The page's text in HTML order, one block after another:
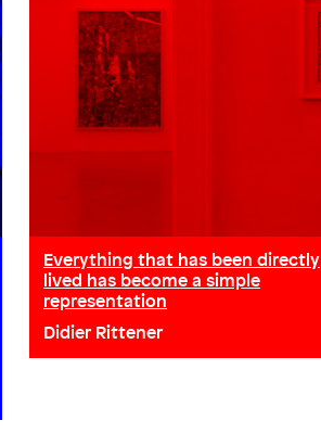
Everything that has been directly
lived has become a simple
representation
Didier Rittener